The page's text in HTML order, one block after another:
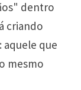
dentro
criando
aquele que
mesmo